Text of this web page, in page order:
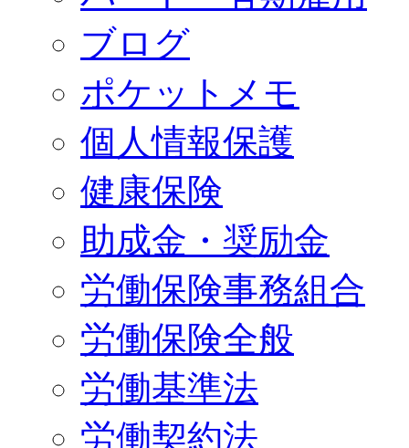
ブログ
ポケットメモ
個人情報保護
健康保険
助成金・奨励金
労働保険事務組合
労働保険全般
労働基準法
労働契約法